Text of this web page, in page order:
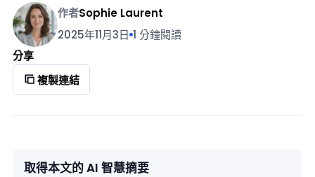
作者Sophie Laurent
2025年11月3日 1 分鐘閱讀
分享
複製連結
取得本文的 AI 智慧摘要